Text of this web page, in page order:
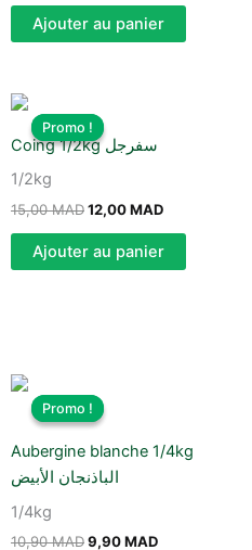
Ajouter au panier
Promo !
Promo !
Coing 1/2kg سفرجل
1/2kg
15,00MAD
prix
initial
était :
12,00MAD
Ajouter au panier
Promo !
Promo !
Aubergine blanche 1/4kg
الباذنجان الأبيض
1/4kg
10,90MAD
prix
initial
10,90 MAD.
9,90MAD
9,90 MAD.